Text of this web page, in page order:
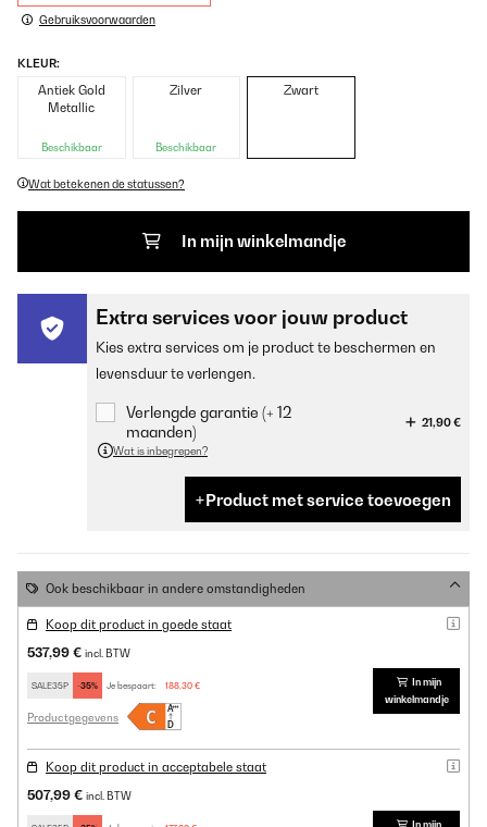
Gebruiksvoorwaarden
KLEUR:
Antiek Gold
Metallic
Beschikbaar
Zilver
Beschikbaar
Zwart
Wat betekenen de statussen?
In mijn winkelmandje
Extra services voor jouw product
Kies extra services om je product te beschermen en
levensduur te verlengen.
Verlengde garantie (+ 12
maanden)
21,90 €
Wat is inbegrepen?
Product met service toevoegen
Ook beschikbaar in andere omstandigheden
Koop dit product in goede staat
537,99 € incl. BTW
SALE35P -35% Je bespaart: 188,30 €
Productgegevens
In mijn
winkelmandje
Koop dit product in acceptabele staat
507,99 € incl. BTW
In mijn